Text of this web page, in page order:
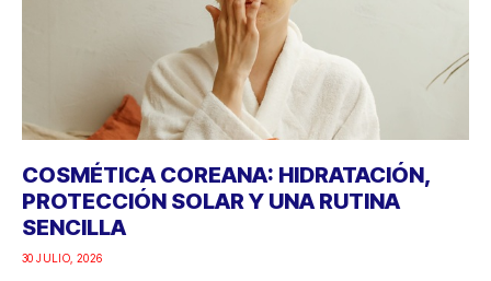
COSMÉTICA COREANA: HIDRATACIÓN,
PROTECCIÓN SOLAR Y UNA RUTINA
SENCILLA
30 JULIO, 2026